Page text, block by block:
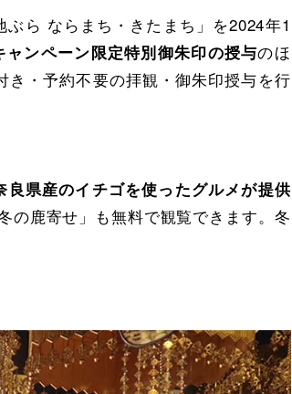
ぶら ならまち・きたまち」を2024年1
ャンペーン限定特別御朱印の授与のほ
・予約不要の拝観・御朱印授与を行
良県産のイチゴを使ったグルメが提供
の鹿寄せ」も無料で観覧できます。冬